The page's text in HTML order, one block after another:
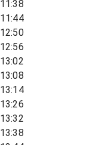
11:38
11:44
12:50
12:56
13:02
13:08
13:14
13:26
13:32
13:38